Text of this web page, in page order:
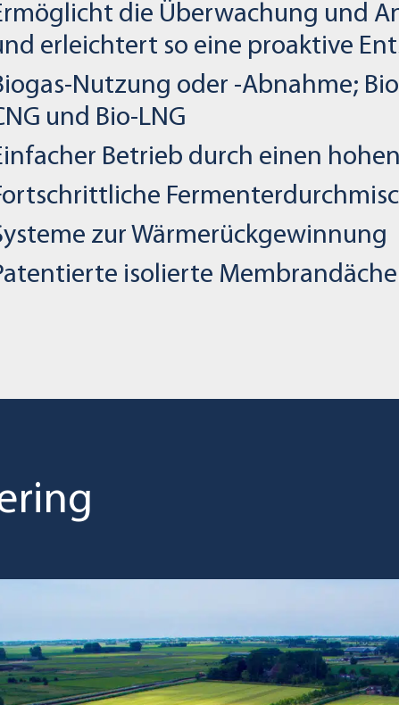
die Überwachung und
erleichtert so eine proaktive
Nutzung oder -Abnahme;
und Bio-LNG
Betrieb durch einen
zur Wärmerückgewinnung
isolierte